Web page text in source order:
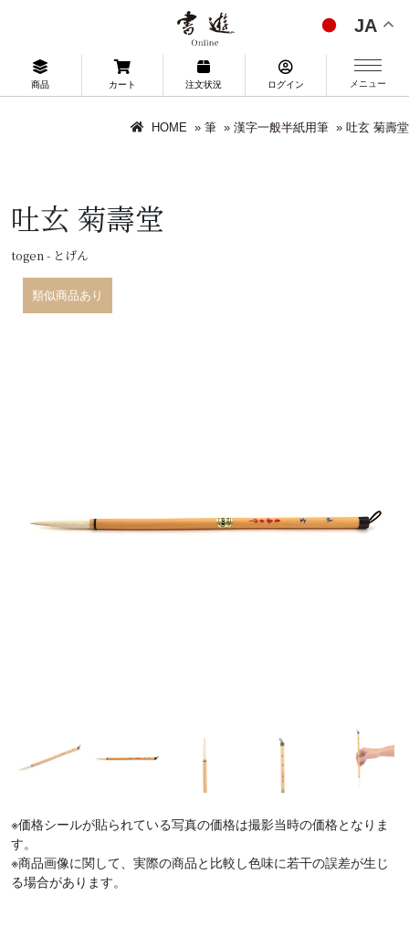
JA
商品 カート 注文状況 ログイン メニュー
HOME » 筆 » 漢字一般半紙用筆 » 吐玄 菊壽堂
吐玄 菊壽堂
togen - とげん
類似商品あり
※価格シールが貼られている写真の価格は撮影当時の価格となりま
す。
※商品画像に関して、実際の商品と比較し色味に若干の誤差が生じ
る場合があります。